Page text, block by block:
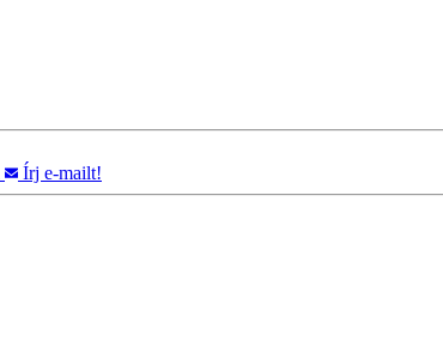
Írj e-mailt!